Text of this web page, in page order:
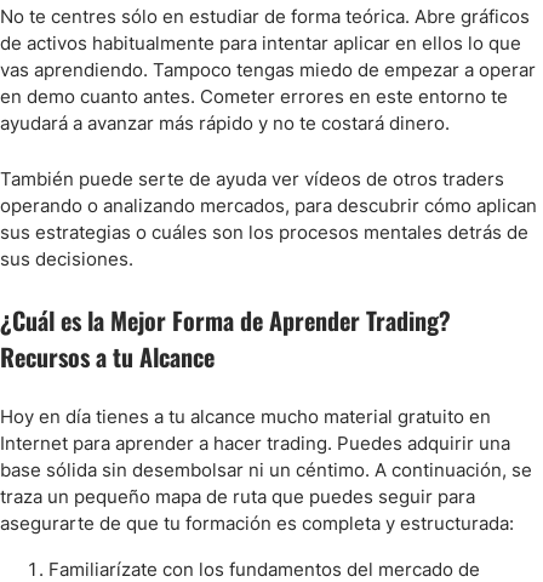
No te centres sólo en estudiar de forma teórica. Abre gráficos
de activos habitualmente para intentar aplicar en ellos lo que
vas aprendiendo. Tampoco tengas miedo de empezar a operar
en demo cuanto antes. Cometer errores en este entorno te
ayudará a avanzar más rápido y no te costará dinero.
También puede serte de ayuda ver vídeos de otros traders
operando o analizando mercados, para descubrir cómo aplican
sus estrategias o cuáles son los procesos mentales detrás de
sus decisiones.
¿Cuál es la Mejor Forma de Aprender Trading?
Recursos a tu Alcance
Hoy en día tienes a tu alcance mucho material gratuito en
Internet para aprender a hacer trading. Puedes adquirir una
base sólida sin desembolsar ni un céntimo. A continuación, se
traza un pequeño mapa de ruta que puedes seguir para
asegurarte de que tu formación es completa y estructurada:
Familiarízate con los fundamentos del mercado de